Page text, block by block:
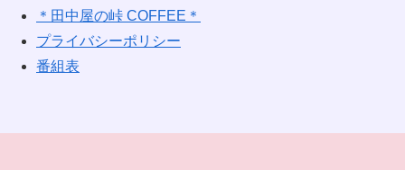
＊田中屋の峠 COFFEE＊
プライバシーポリシー
番組表